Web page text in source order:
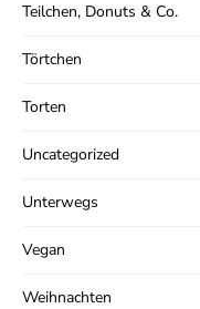
Teilchen, Donuts & Co.
Törtchen
Torten
Uncategorized
Unterwegs
Vegan
Weihnachten